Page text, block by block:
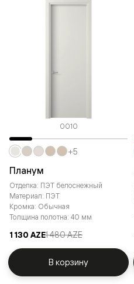
0010
Планум
Отделка: ПЭТ белоснежный
Материал: ПЭТ
Кромка: Обычная
Толщина полотна: 40 мм
1 130 AZE1 480 AZE
+5
В корзину